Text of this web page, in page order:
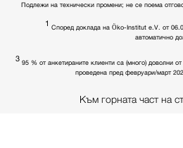
Подлежи на технически промени; не се поема
1 Според доклада на Öko-Institut e.V. от
автоматично
3 95 % от анкетираните клиенти са (много) доволни
проведена пред февруари/март
Към горната част на